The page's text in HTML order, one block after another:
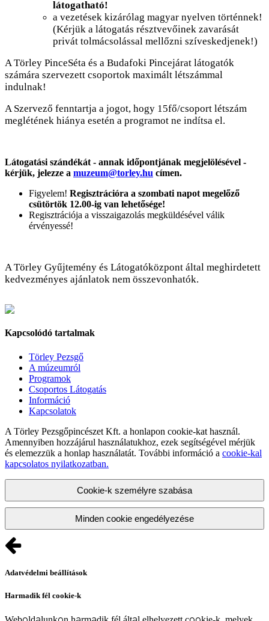
látogatható!
a vezetések kizárólag magyar nyelven történnek!
(Kérjük a látogatás résztvevőinek zavarását
privát tolmácsolással mellőzni szíveskedjenek!)
A Törley PinceSéta és a Budafoki Pincejárat látogatók
számára szervezett csoportok maximált létszámmal
indulnak!
A Szervező fenntartja a jogot, hogy 15fő/csoport létszám
meglétének hiánya esetén a programot ne indítsa el.
Látogatási szándékát - annak időpontjának megjelölésével -
kérjük, jelezze a muzeum@torley.hu címen.
Figyelem! Regisztrációra a szombati napot megelőző
csütörtök 12.00-ig van lehetősége!
Regisztrációja a visszaigazolás megküldésével válik
érvényessé!
A Törley Gyűjtemény és Látogatóközpont által meghirdetett
kedvezményes ajánlatok nem összevonhatók.
Kapcsolódó tartalmak
Törley Pezsgő
A múzeumról
Programok
Csoportos Látogatás
Információ
Kapcsolatok
A Törley Pezsgőpincészet Kft. a honlapon cookie-kat használ.
Amennyiben hozzájárul használatukhoz, ezek segítségével mérjük
és elemezzük a honlap használatát. További információ a cookie-kal
kapcsolatos nyilatkozatban.
Cookie-k személyre szabása
Minden cookie engedélyezése
Adatvédelmi beállítások
Harmadik fél cookie-k